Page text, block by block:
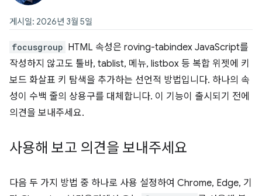
게시일: 2026년 3월 5일
focusgroup HTML 속성은 roving-tabindex JavaScript를
작성하지 않고도 툴바, tablist, 메뉴, listbox 등 복합 위젯에 키
보드 화살표 키 탐색을 추가하는 선언적 방법입니다. 하나의 속
성이 수백 줄의 상용구를 대체합니다. 이 기능이 출시되기 전에
의견을 보내주세요.
사용해 보고 의견을 보내주세요
다음 두 가지 방법 중 하나로 사용 설정하여 Chrome, Edge, 기